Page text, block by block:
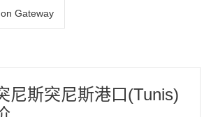
Gateway
尼斯突尼斯港口(Tunis)